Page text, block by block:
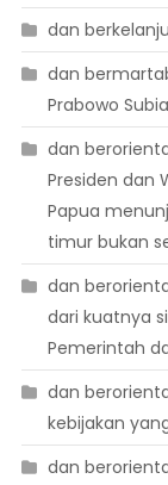
dan
dan
Prabowo
dan
Presiden dan
Papua
timur bukan
dan
dari kuatnya
Pemerintah
dan
kebijakan
dan